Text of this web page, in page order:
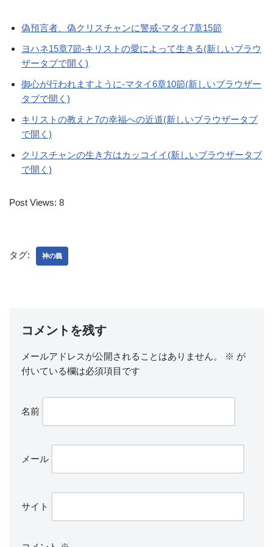
偽預言者、偽クリスチャンに警戒-マタイ7章15節
ヨハネ15章7節-キリストの愛によって生きる(新しいブラウ
ザータブで開く)
御心が行われますように-マタイ6章10節(新しいブラウザー
タブで開く)
キリストの教えと7の幸福への近道(新しいブラウザータブ
で開く)
クリスチャンの生き方はカッコイイ(新しいブラウザータブ
で開く)
Post Views: 8
タグ: 神の義
コメントを残す
メールアドレスが公開されることはありません。 ※ が
付いている欄は必須項目です
名前
メール
サイト